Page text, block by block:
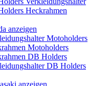
Heckrahmen
anzeigen
Motoholders
Motoholders
DB Holders
DB Holders
anzeigen